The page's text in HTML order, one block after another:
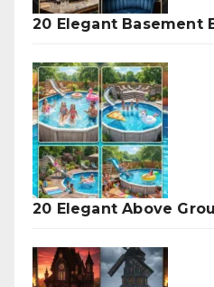
20 Elegant Basement
20 Elegant Above